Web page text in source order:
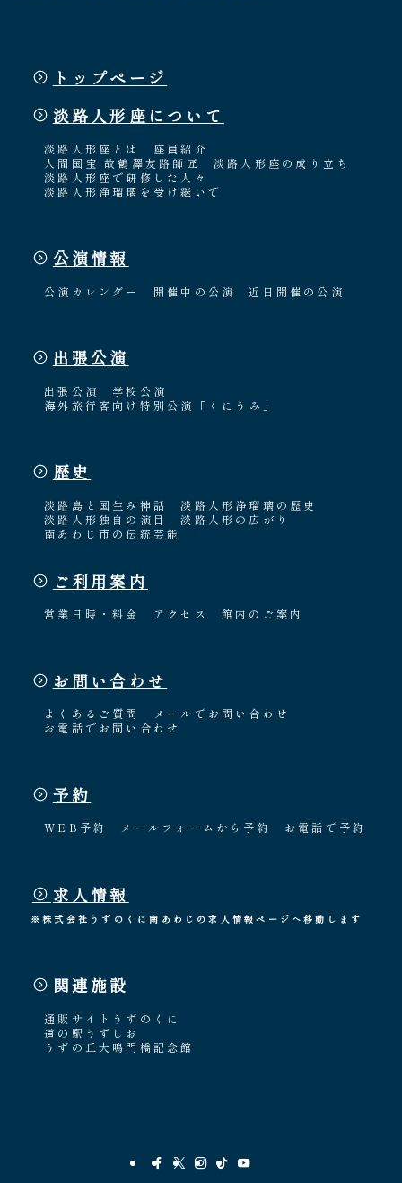
トップページ
淡路人形座について
淡路人形座とは
座員紹介
人間国宝 故鶴澤友路師匠
淡路人形座の成り立ち
淡路人形座で研修した人々
淡路人形浄瑠璃を受け継いで
公演情報
公演カレンダー 開催中の公演 近日開催の公演
出張公演
出張公演
学校公演
海外旅行客向け特別公演「くにうみ」
歴史
淡路島と国生み神話
淡路人形浄瑠璃の歴史
淡路人形独自の演目
淡路人形の広がり
南あわじ市の伝統芸能
ご利用案内
営業日時・料金 アクセス 館内のご案内
お問い合わせ
よくあるご質問
メールでお問い合わせ
お電話でお問い合わせ
予約
WEB予約 メールフォームから予約 お電話で予約
求人情報
※株式会社うずのくに南あわじの求人情報ページへ移動します
関連施設
通販サイトうずのくに
道の駅うずしお
うずの丘大鳴門橋記念館